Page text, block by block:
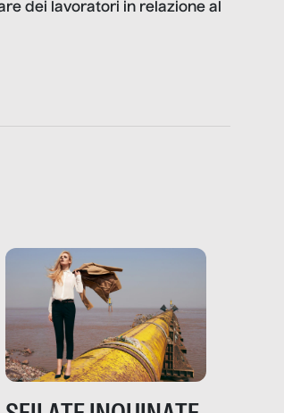
dei lavoratori in relazione al